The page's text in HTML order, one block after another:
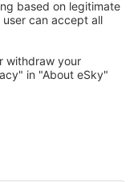
cabane,
utilizatorii eSky